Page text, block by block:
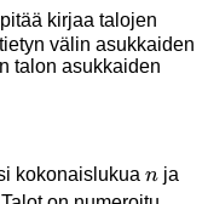
kirjaa talojen
välin asukkaiden
talon asukkaiden
kokonaislukua n
njaq